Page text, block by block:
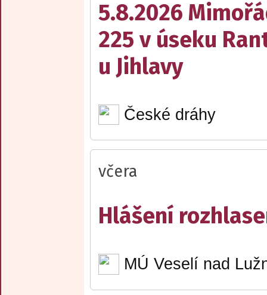
5.8.2026
225 v úseku
u Jihlavy
České dráhy
včera
Hlášení
MÚ Veselí nad